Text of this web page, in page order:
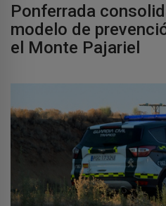
Ponferrada
modelo de
el Monte Pajariel